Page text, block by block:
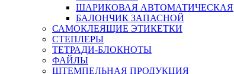
ШАРИКОВАЯ АВТОМАТИЧЕСКАЯ
БАЛОНЧИК ЗАПАСНОЙ
САМОКЛЕЯЩИЕ ЭТИКЕТКИ
СТЕПЛЕРЫ
ТЕТРАДИ-БЛОКНОТЫ
ФАЙЛЫ
ШТЕМПЕЛЬНАЯ ПРОДУКЦИЯ